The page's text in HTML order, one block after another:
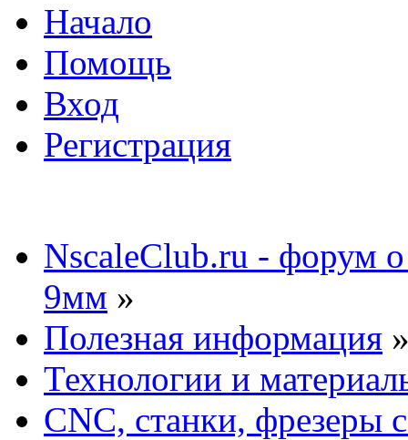
Начало
Помощь
Вход
Регистрация
NscaleClub.ru - форум
9мм »
Полезная информация
Технологии и
CNC, станки, фрезеры